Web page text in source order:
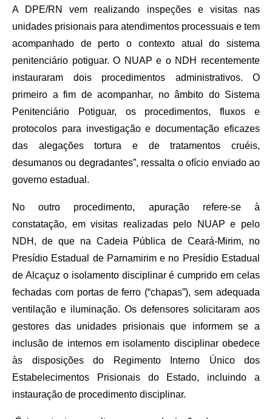
A DPE/RN vem realizando inspeções e visitas nas
unidades prisionais para atendimentos processuais e tem
acompanhado de perto o contexto atual do sistema
penitenciário potiguar. O NUAP e o NDH recentemente
instauraram dois procedimentos administrativos. O
primeiro a fim de acompanhar, no âmbito do Sistema
Penitenciário Potiguar, os procedimentos, fluxos e
protocolos para investigação e documentação eficazes
das alegações tortura e de tratamentos cruéis,
desumanos ou degradantes”, ressalta o ofício enviado ao
governo estadual.
No outro procedimento, apuração refere-se à
constatação, em visitas realizadas pelo NUAP e pelo
NDH, de que na Cadeia Pública de Ceará-Mirim, no
Presídio Estadual de Parnamirim e no Presídio Estadual
de Alcaçuz o isolamento disciplinar é cumprido em celas
fechadas com portas de ferro (“chapas”), sem adequada
ventilação e iluminação. Os defensores solicitaram aos
gestores das unidades prisionais que informem se a
inclusão de internos em isolamento disciplinar obedece
às disposições do Regimento Interno Único dos
Estabelecimentos Prisionais do Estado, incluindo a
instauração de procedimento disciplinar.